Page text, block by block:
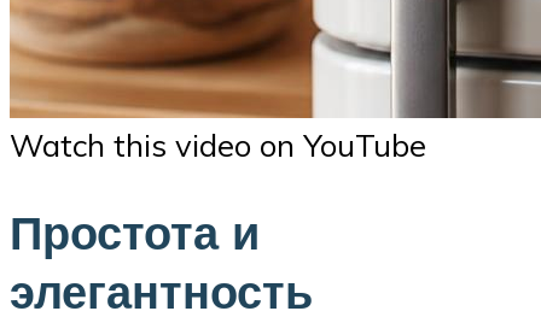
Watch this video on YouTube
Простота и
элегантность